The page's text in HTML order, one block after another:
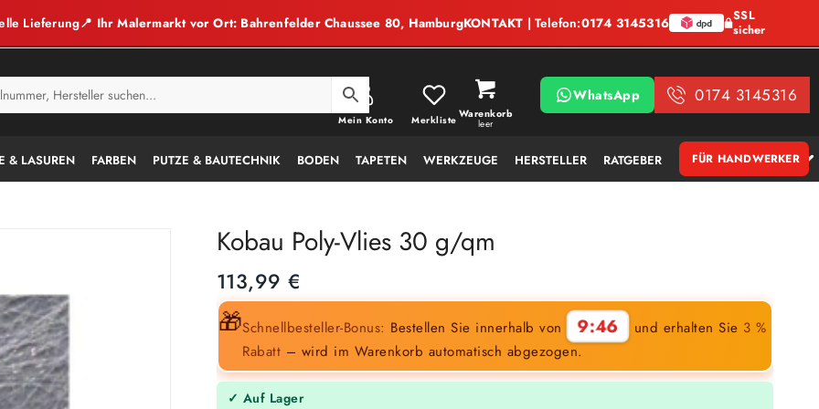
Lieferung📍 Ihr Malermarkt vor Ort: Bahrenfelder Chaussee 80, HamburgKONTAKT | Telefon:0174 3145316
SSL
sicher
Warenkorb
leer
Mein Konto Merkliste
WhatsApp 0174 3145316
& LASUREN FARBEN PUTZE & BAUTECHNIK BODEN TAPETEN WERKZEUGE HERSTELLER RATGEBER FÜR HANDWERKER
Kobau Poly-Vlies 30 g/qm
113,99€
🎁Schnellbesteller-Bonus: Bestellen Sie innerhalb von 9:45 und erhalten Sie 3 %
Rabatt – wird im Warenkorb automatisch abgezogen.
✓ Auf Lager